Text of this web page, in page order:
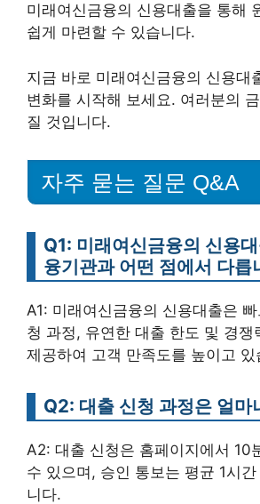
미래여신금융의 신용대출을 통해
쉽게 마련할 수 있습니다.
지금 바로 미래여신금융의 신용대
변화를 시작해 보세요. 여러분의
질 것입니다.
자주 묻는 질문 Q&A
Q1: 미래여신금융의 신용
융기관과 어떤 점에서 다릅
A1: 미래여신금융의 신용대출은
청 과정, 유연한 대출 한도 및 경쟁
제공하여 고객 만족도를 높이고 있
Q2: 대출 신청 과정은 얼마
A2: 대출 신청은 홈페이지에서 10
수 있으며, 승인 통보는 평균 1시
니다.